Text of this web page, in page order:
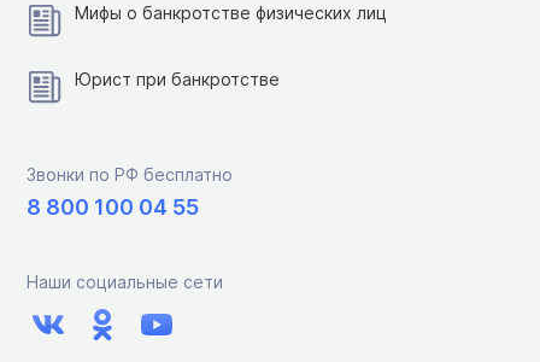
Мифы о банкротстве физических лиц
Юрист при банкротстве
Звонки по РФ бесплатно
8 800 100 04 55
Наши социальные сети